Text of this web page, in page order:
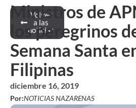
Volver
a las
noticias
Ministros de
los peregrinos
Semana Santa
Filipinas
diciembre 16, 2019
Por:NOTICIAS NAZARENAS